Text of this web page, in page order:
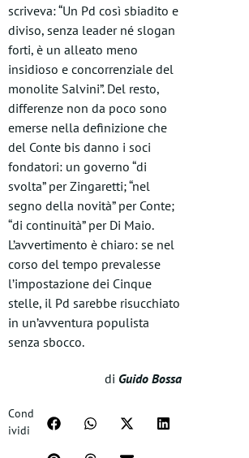
scriveva: “Un Pd così sbiadito e
diviso, senza leader né slogan
forti, è un alleato meno
insidioso e concorrenziale del
monolite Salvini”. Del resto,
differenze non da poco sono
emerse nella definizione che
del Conte bis danno i soci
fondatori: un governo “di
svolta” per Zingaretti; “nel
segno della novità” per Conte;
“di continuità” per Di Maio.
L’avvertimento è chiaro: se nel
corso del tempo prevalesse
l’impostazione dei Cinque
stelle, il Pd sarebbe risucchiato
in un’avventura populista
senza sbocco.
di Guido Bossa
Cond
ividi